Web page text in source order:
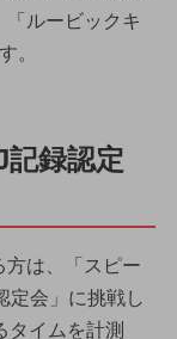
ルービックキ
。
記録認定
方は、「スピー
定会」に挑戦し
タイムを計測